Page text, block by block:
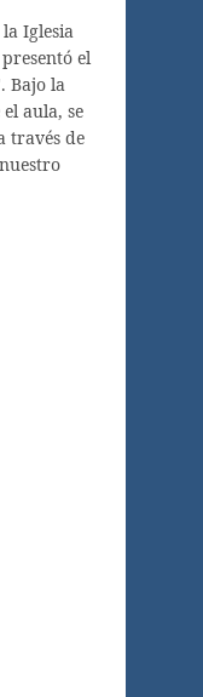
Iglesia
el
Bajo la
aula, se
través de